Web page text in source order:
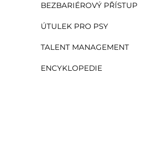
BEZBARIÉROVÝ PŘÍSTUP
ÚTULEK PRO PSY
TALENT MANAGEMENT
ENCYKLOPEDIE